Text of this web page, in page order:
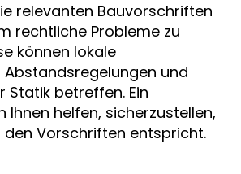
relevanten Bauvorschriften
rechtliche Probleme zu
können lokale
Abstandsregelungen und
Statik betreffen. Ein
Ihnen helfen, sicherzustellen,
den Vorschriften entspricht.